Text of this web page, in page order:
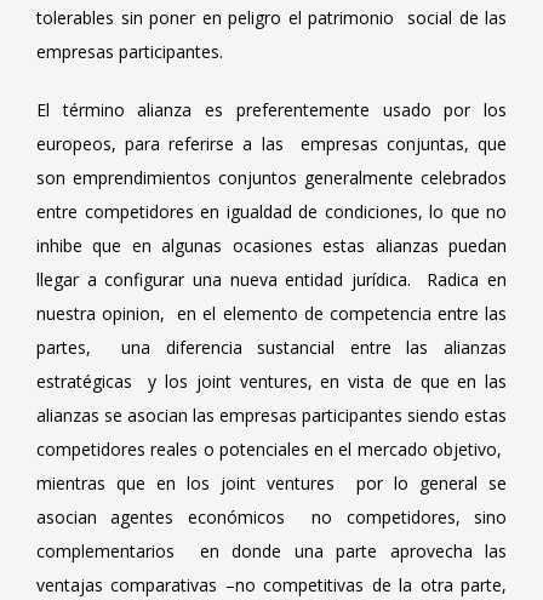
tolerables sin poner en peligro el patrimonio social de las
empresas participantes.
El término alianza es preferentemente usado por los
europeos, para referirse a las empresas conjuntas, que
son emprendimientos conjuntos generalmente celebrados
entre competidores en igualdad de condiciones, lo que no
inhibe que en algunas ocasiones estas alianzas puedan
llegar a configurar una nueva entidad jurídica. Radica en
nuestra opinion, en el elemento de competencia entre las
partes, una diferencia sustancial entre las alianzas
estratégicas y los joint ventures, en vista de que en las
alianzas se asocian las empresas participantes siendo estas
competidores reales o potenciales en el mercado objetivo,
mientras que en los joint ventures por lo general se
asocian agentes económicos no competidores, sino
complementarios en donde una parte aprovecha las
ventajas comparativas –no competitivas de la otra parte,